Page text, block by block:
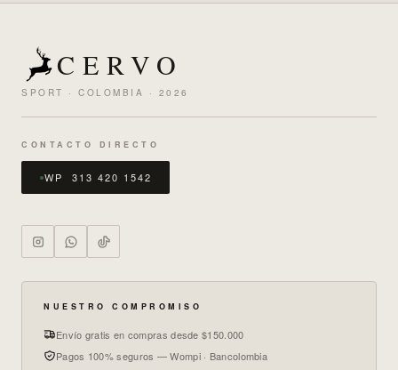
CERVO
SPORT · COLOMBIA · 2026
CONTACTO DIRECTO
WP 313 420 1542
NUESTRO COMPROMISO
Envío gratis en compras desde $150.000
Pagos 100% seguros — Wompi · Bancolombia